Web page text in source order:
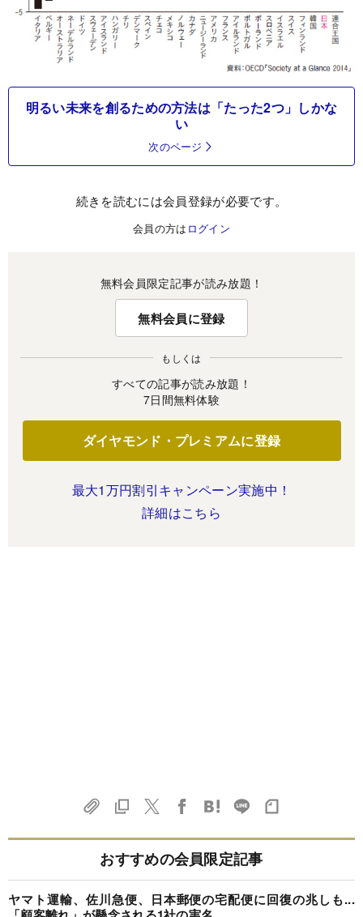
明るい未来を創るための方法は「たった2つ」しかな
い
次のページ
続きを読むには会員登録が必要です。
会員の方は ログイン
無料会員限定記事が読み放題！
無料会員に登録
もしくは
すべての記事が読み放題！
7日間無料体験
ダイヤモンド・プレミアムに登録
最大1万円割引キャンペーン実施中！
詳細はこちら
おすすめの会員限定記事
ヤマト運輸、佐川急便、日本郵便の宅配便に回復の兆しも...